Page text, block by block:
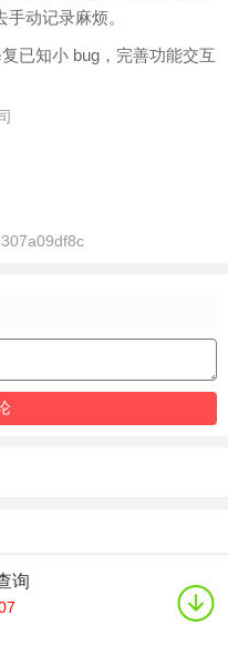
动记录麻烦。
已知小 bug，完善功能交互
询